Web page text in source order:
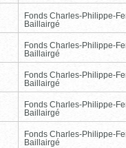
Fonds Charles-Philippe-
Baillairgé
Fonds Charles-Philippe-
Baillairgé
Fonds Charles-Philippe-
Baillairgé
Fonds Charles-Philippe-
Baillairgé
Fonds Charles-Philippe-
Baillairgé